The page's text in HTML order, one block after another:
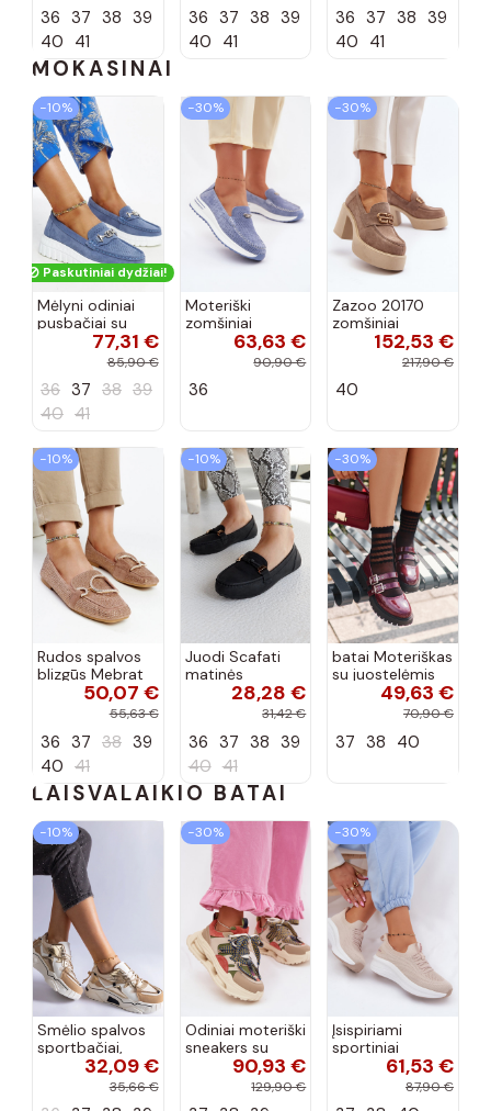
36 37 38 39
40 41
36 37 38 39
40 41
36 37 38 39
40 41
MOKASINAI
−10%
Paskutiniai dydžiai!
Mėlyni odiniai
pusbačiai su
dekoratyvine
sagtimi Taija
77,31 €
85,90 €
36 37 38 39
40 41
−30%
Moteriški
zomšiniai
mokasinai
Demela mėlynos
63,63 €
90,90 €
36
−30%
Zazoo 20170
zomšiniai
bateliai su
kulniukais smėlio
152,53 €
217,90 €
40
−10%
Rudos spalvos
blizgūs Mebrat
bateliai50,07 €
55,63 €
36 37 38 39
40 41
−10%
Juodi Scafati
matinės
apdailos bateliai
28,28 €
31,42 €
36 37 38 39
40 41
−30%
batai Moteriškas
su juostelėmis
su lako efektu
bordo spalvos
49,63 €
70,90 €
37 38 40
LAISVALAIKIO BATAI
−10%
Smėlio spalvos
sportbačiai,
dekoruoti Valdez
cirkonio virvele
32,09 €
35,66 €
−30%
Odiniai moteriški
sneakers su
platforma D&A
CR61-3133
90,93 €
129,90 €
−30%
Įsispiriami
sportiniai
bateliai Kobbo
102425 smėlio
61,53 €
87,90 €